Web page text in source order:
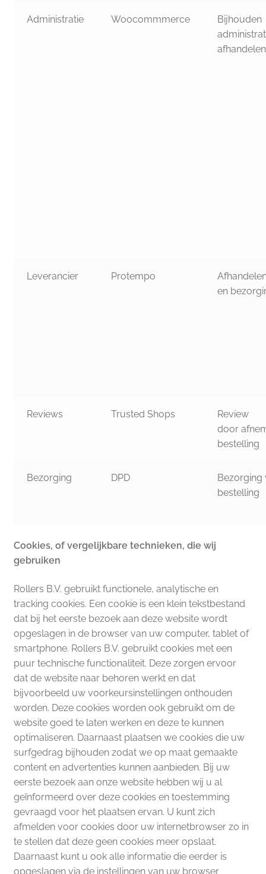
Administratie Woocommmerce
Bijhouden
Leverancier Protempo
en
Reviews Trusted Shops
Review
door
bestelling
Bezorging DPD
Bezorging
bestelling
Cookies, of vergelijkbare technieken, die wij
gebruiken
Rollers B.V. gebruikt functionele, analytische en
tracking cookies. Een cookie is een klein tekstbestand
dat bij het eerste bezoek aan deze website wordt
opgeslagen in de browser van uw computer, tablet of
smartphone. Rollers B.V. gebruikt cookies met een
puur technische functionaliteit. Deze zorgen ervoor
dat de website naar behoren werkt en dat
bijvoorbeeld uw voorkeursinstellingen onthouden
worden. Deze cookies worden ook gebruikt om de
website goed te laten werken en deze te kunnen
optimaliseren. Daarnaast plaatsen we cookies die uw
surfgedrag bijhouden zodat we op maat gemaakte
content en advertenties kunnen aanbieden. Bij uw
eerste bezoek aan onze website hebben wij u al
geïnformeerd over deze cookies en toestemming
gevraagd voor het plaatsen ervan. U kunt zich
afmelden voor cookies door uw internetbrowser zo in
te stellen dat deze geen cookies meer opslaat.
Daarnaast kunt u ook alle informatie die eerder is
opgeslagen via de instellingen van uw browser